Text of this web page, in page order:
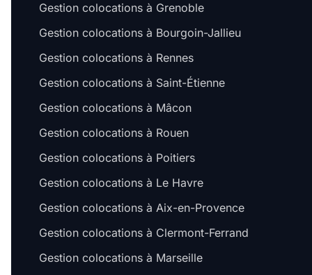
Gestion colocations à Grenoble
Gestion colocations à Bourgoin-Jallieu
Gestion colocations à Rennes
Gestion colocations à Saint-Étienne
Gestion colocations à Mâcon
Gestion colocations à Rouen
Gestion colocations à Poitiers
Gestion colocations à Le Havre
Gestion colocations à Aix-en-Provence
Gestion colocations à Clermont-Ferrand
Gestion colocations à Marseille